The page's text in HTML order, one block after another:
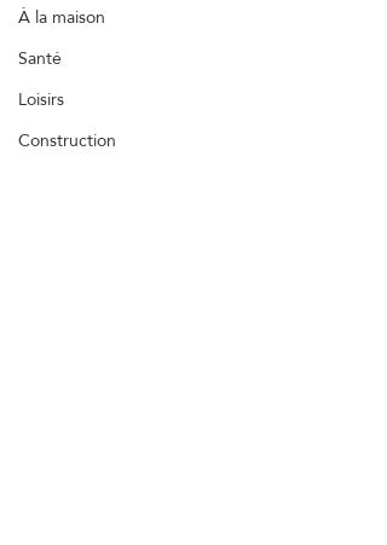
À la maison
Santé
Loisirs
Construction